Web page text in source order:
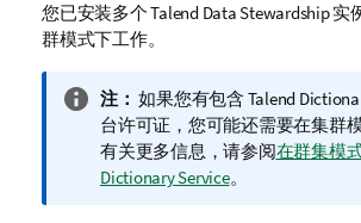
您已安装多个Talend Data Stewardship实
群模式下工作。
信
息
注
释
注： 如果您有包含 Talend
台许可证，您可能还需要在集群
有关更多信息，请参阅在群集模
Dictionary Service。